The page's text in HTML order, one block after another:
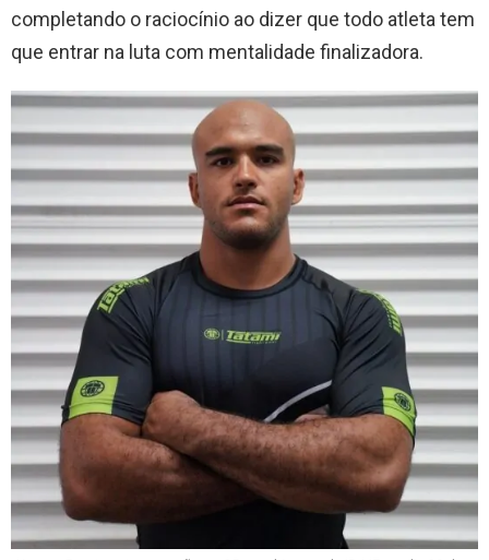
completando o raciocínio ao dizer que todo atleta tem
que entrar na luta com mentalidade finalizadora.